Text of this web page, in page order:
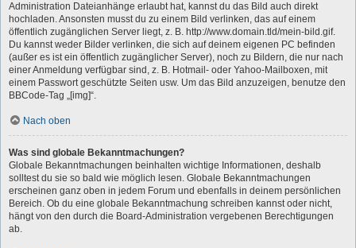
Administration Dateianhänge erlaubt hat, kannst du das Bild auch direkt
hochladen. Ansonsten musst du zu einem Bild verlinken, das auf einem
öffentlich zugänglichen Server liegt, z. B. http://www.domain.tld/mein-bild.gif.
Du kannst weder Bilder verlinken, die sich auf deinem eigenen PC befinden
(außer es ist ein öffentlich zugänglicher Server), noch zu Bildern, die nur nach
einer Anmeldung verfügbar sind, z. B. Hotmail- oder Yahoo-Mailboxen, mit
einem Passwort geschützte Seiten usw. Um das Bild anzuzeigen, benutze den
BBCode-Tag „[img]“.
Nach oben
Was sind globale Bekanntmachungen?
Globale Bekanntmachungen beinhalten wichtige Informationen, deshalb
solltest du sie so bald wie möglich lesen. Globale Bekanntmachungen
erscheinen ganz oben in jedem Forum und ebenfalls in deinem persönlichen
Bereich. Ob du eine globale Bekanntmachung schreiben kannst oder nicht,
hängt von den durch die Board-Administration vergebenen Berechtigungen
ab.